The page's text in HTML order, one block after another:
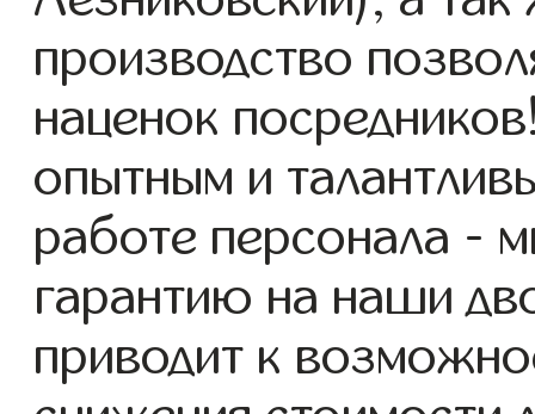
производство
наценок
опытным и
работе персонала -
гарантию на наши
приводит к